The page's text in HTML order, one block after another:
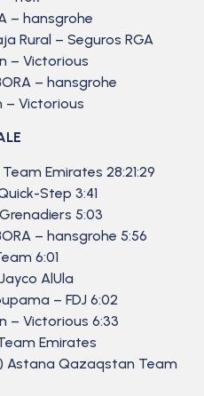
– hansgrohe
Rural – Seguros RGA
– Victorious
– hansgrohe
– Victorious
Team Emirates 28:21:29
Step 3:41
Grenadiers 5:03
– hansgrohe 5:56
6:01
AlUla
– FDJ 6:02
– Victorious 6:33
Emirates
Astana Qazaqstan Team